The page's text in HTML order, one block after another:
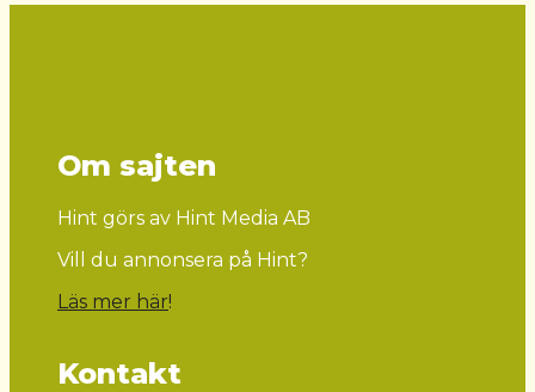
Om sajten
Hint görs av Hint Media AB
Vill du annonsera på Hint?
Läs mer här!
Kontakt